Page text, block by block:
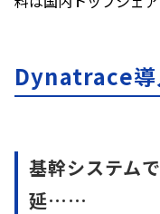
Dynatrace導
基幹システム
延……